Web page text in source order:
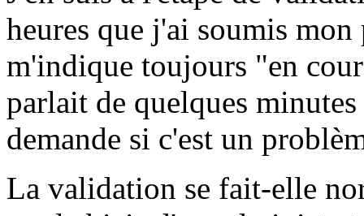
heures que j'ai soumis
m'indique toujours "en
parlait de quelques
demande si c'est un
La validation se fait-elle